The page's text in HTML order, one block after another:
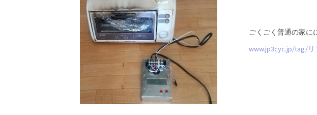
ごくごく普通の家に
www.jp3cyc.jp/tag/